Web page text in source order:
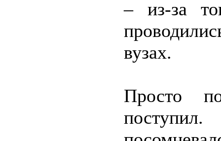
– из-за
вузах.
Просто